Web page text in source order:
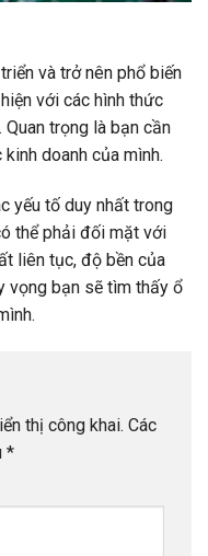
và trở nên phổ biến
với các hình thức
trọng là bạn cần
doanh của mình.
yếu tố duy nhất trong
thể phải đối mặt với
liên tục, độ bền của
vọng bạn sẽ tìm thấy ổ
thị công khai. Các
*